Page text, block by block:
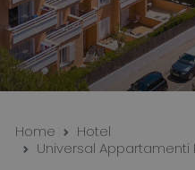
Home
Hotel
Universal Appartamenti